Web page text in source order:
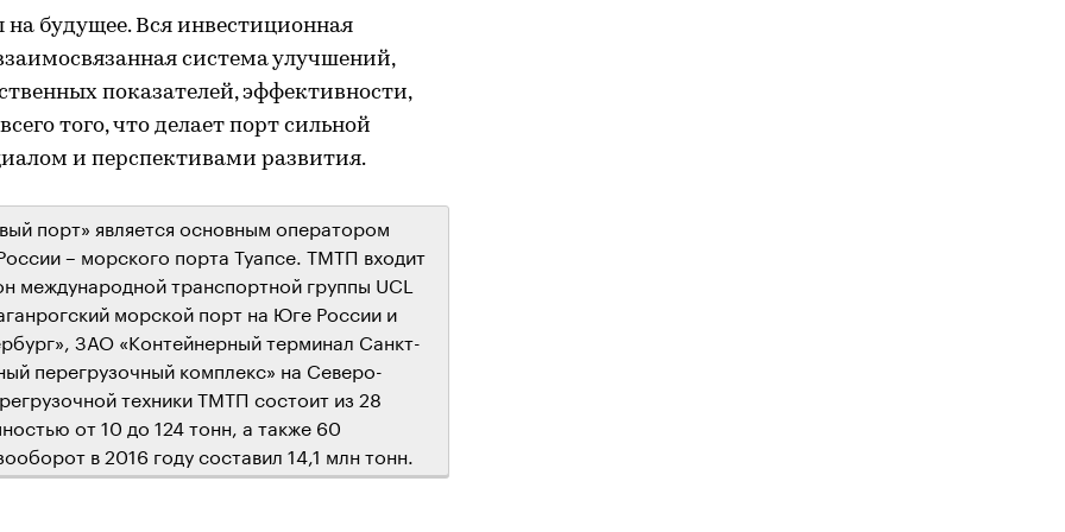
будущее. Вся инвестиционная
система улучшений,
показателей, эффективности,
того, что делает порт сильной
и перспективами развития.
порт» является основным оператором
– морского порта Туапсе. ТМТП входит
международной транспортной группы UCL
морской порт на Юге России и
ЗАО «Контейнерный терминал Санкт-
перегрузочный комплекс» на Северо-
техники ТМТП состоит из 28
от 10 до 124 тонн, а также 60
в 2016 году составил 14,1 млн тонн.